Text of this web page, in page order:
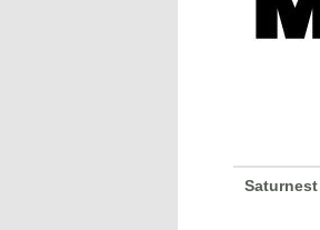
Saturnest